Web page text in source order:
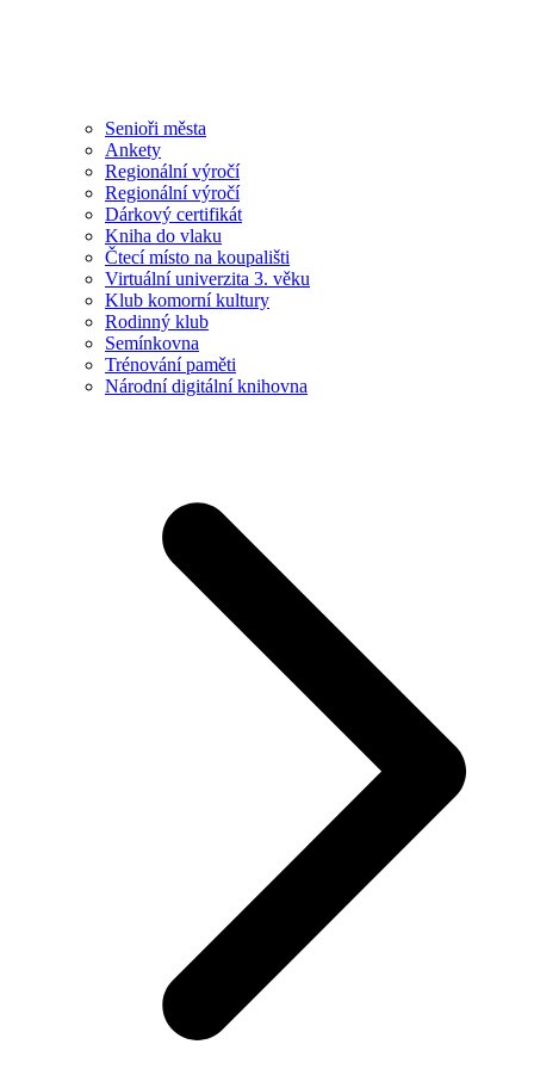
Senioři města
Ankety
Regionální výročí
Regionální výročí
Dárkový certifikát
Kniha do vlaku
Čtecí místo na koupališti
Virtuální univerzita 3. věku
Klub komorní kultury
Rodinný klub
Semínkovna
Trénování paměti
Národní digitální knihovna